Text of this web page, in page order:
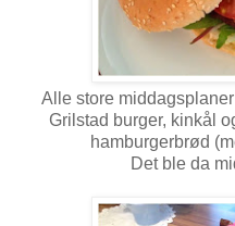
Alle store
Grilstad burger, kinkål
hamburgerbrød
Det ble da